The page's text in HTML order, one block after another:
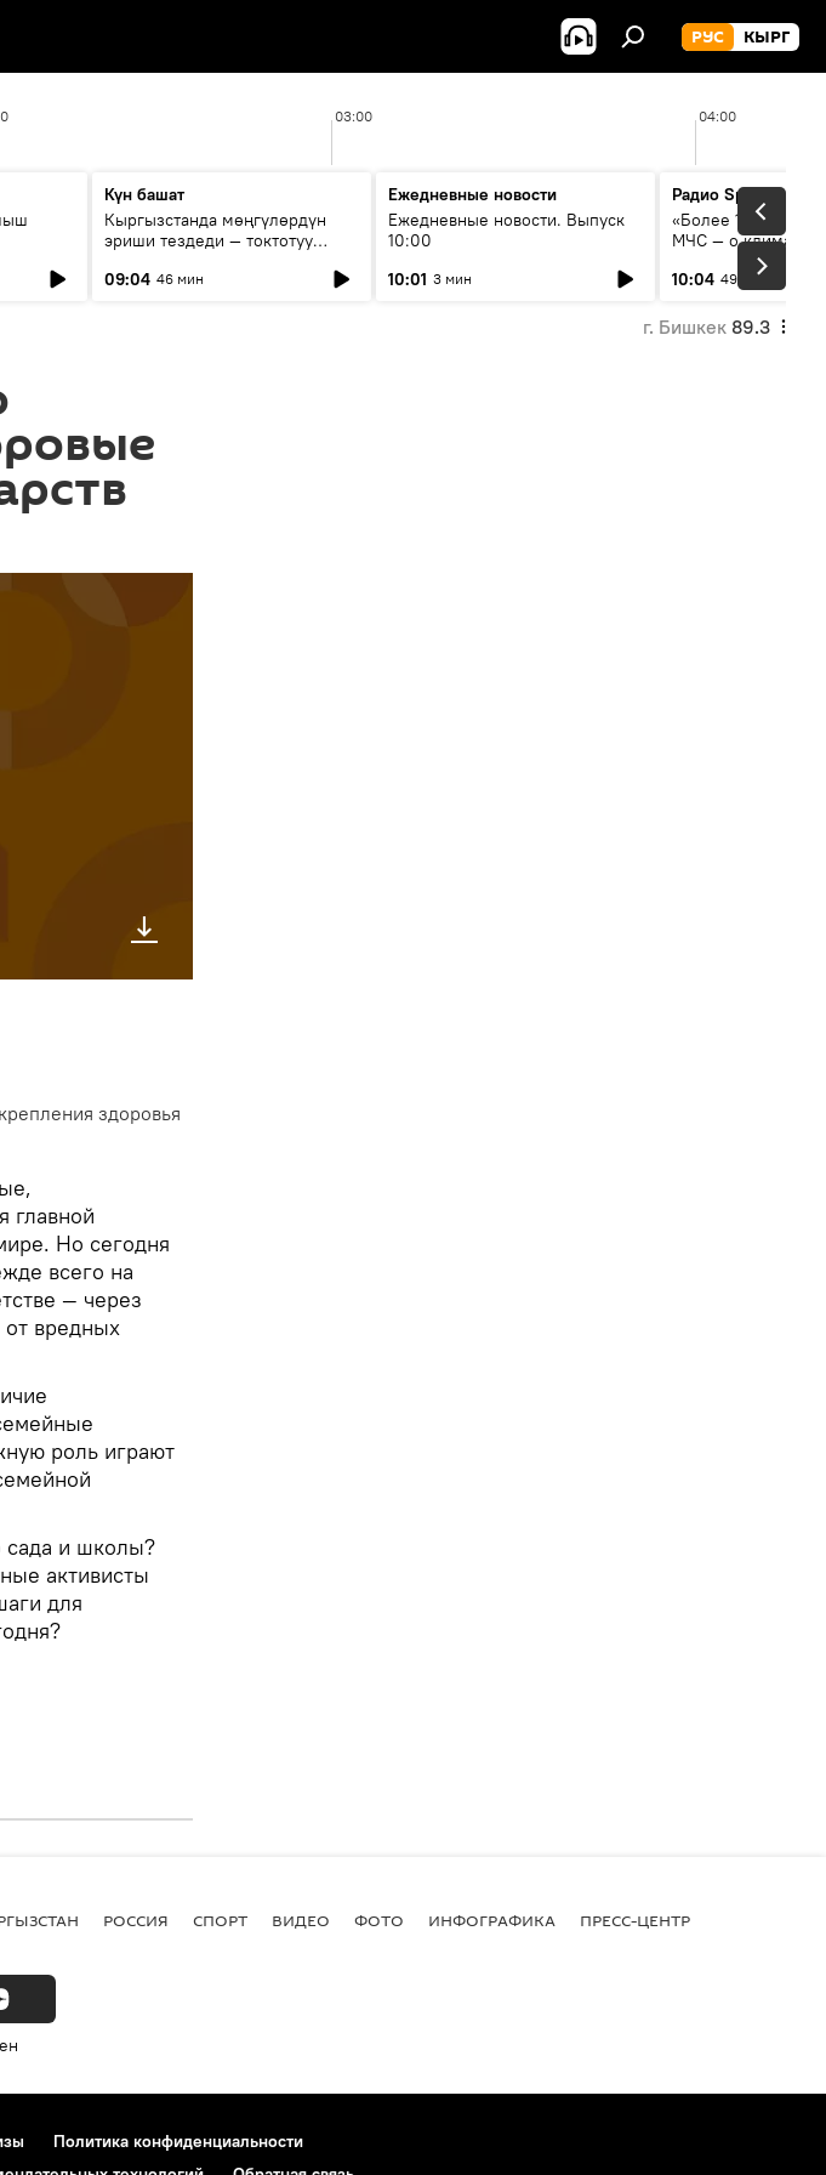
РУС КЫРГ
03:00 04:00
Күн башат
Кыргызстанда мөңгүлөрдүн
эриши тездеди — токтотуу
09:04 46 мин
Ежедневные новости
Ежедневные новости. Выпуск
10:00
10:01 3 мин
Радио Sputnik
«Более 1200 сёл в
МЧС — о климате,
системе
населения
10:04 49 мин
г. Бишкек 89.3
здоровья
главной
Но сегодня
всего на
— через
от вредных
роль играют
сада и школы?
активисты
для
РОССИЯ СПОРТ ВИДЕО ФОТО ИНФОГРАФИКА ПРЕСС-ЦЕНТР
Политика конфиденциальности